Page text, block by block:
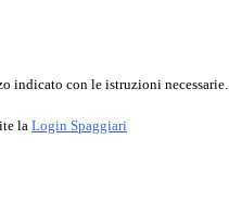
indicato con le istruzioni necessarie.
la Login Spaggiari